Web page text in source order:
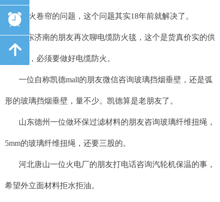
么做防火卷帘的问题，这个问题其实18年前就解决了。
山东济南的朋友再次聊电缆防火毯，这个是货真价实的供
电项目，必须要做好电缆防火。
一位自称凯德mall的朋友微信咨询玻璃挡烟垂壁，还是弧
形的玻璃挡烟垂壁，量不少。凯德算是老朋友了。
山东德州一位做环保过滤材料的朋友咨询玻璃纤维扭绳，
5mm的玻璃纤维扭绳，还要三股的。
河北唐山一位火电厂的朋友打电话咨询汽轮机保温的事，
希望外立面材料拒水拒油。
뀥
녕